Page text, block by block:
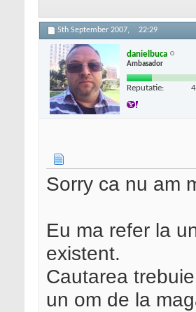
5th September 2007, 22:29
danielbuca
Ambasador
Reputatie:
Sorry ca nu am
Eu ma refer la
existent.
Cautarea
un om de la